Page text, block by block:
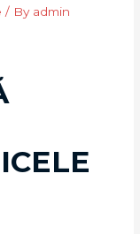
/ By admin